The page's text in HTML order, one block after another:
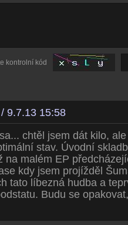
kontrolní kód
9.7.13 15:58
chtěl jsem dát kilo,
stav. Úvodní
na malém EP
kdy jsem projížděl
tato líbezná hudba a
Budu se